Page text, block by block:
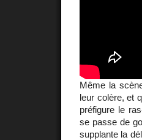
Même la
leur colère, et
préfigure le
se passe de
supplante la